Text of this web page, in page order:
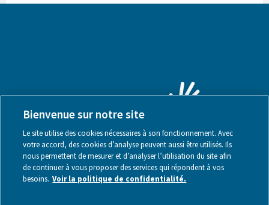
Bienvenue sur notre site
Le site utilise des cookies nécessaires à son fonctionnement. Avec
votre accord, des cookies d’analyse peuvent aussi être utilisés. Ils
nous permettent de mesurer et d’analyser l’utilisation du site afin
de continuer à vous proposer des services qui répondent à vos
besoins. Voir la politique de confidentialité.